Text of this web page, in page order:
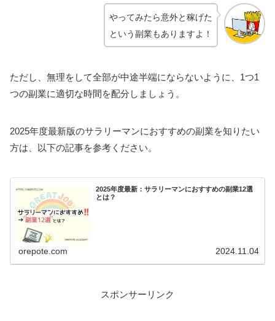
やってみたら意外と稼げた
という副業もありますよ！
ただし、無理をして全部が中途半端にならないように、1つ1
つの副業に適切な時間を配分しましょう。
2025年度最新版のサラリーマンにおすすめの副業を知りたい
方は、以下の記事を参考ください。
2025年度最新：サラリーマンにおすすめの副業12選
とは？
orepote.com 2024.11.04
スポンサーリンク